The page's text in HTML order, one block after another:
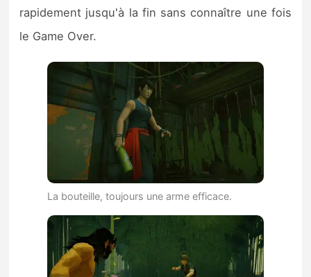
rapidement jusqu'à la fin sans connaître une fois
le Game Over.
La bouteille, toujours une arme efficace.